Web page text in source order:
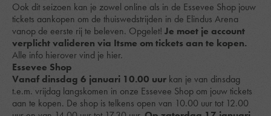
Ook dit seizoen kan je zowel online als in de Essevee Shop jouw
tickets aankopen om de thuiswedstrijden in de Elindus Arena
vanop de eerste rij te beleven. Opgelet! Je moet je account
verplicht valideren via Itsme om tickets aan te kopen.
Alle info hierover vind je hier.
Essevee Shop
Vanaf dinsdag 6 januari 10.00 uur kan je van dinsdag
t.e.m. vrijdag langskomen in onze Essevee Shop om jouw tickets
aan te kopen. De shop is telkens open van 10.00 uur tot 12.00